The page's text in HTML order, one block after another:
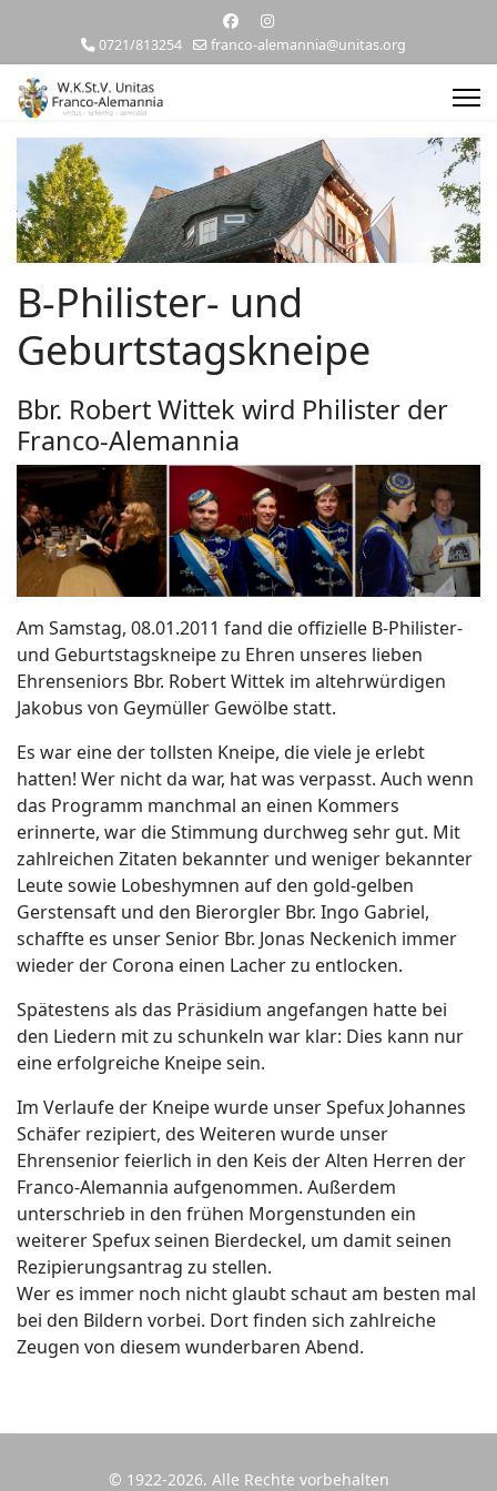
0721/813254 franco-alemannia@unitas.org
B-Philister- und
Geburtstagskneipe
Bbr. Robert Wittek wird Philister der
Franco-Alemannia
Am Samstag, 08.01.2011 fand die offizielle B-Philister-
und Geburtstagskneipe zu Ehren unseres lieben
Ehrenseniors Bbr. Robert Wittek im altehrwürdigen
Jakobus von Geymüller Gewölbe statt.
Es war eine der tollsten Kneipe, die viele je erlebt
hatten! Wer nicht da war, hat was verpasst. Auch wenn
das Programm manchmal an einen Kommers
erinnerte, war die Stimmung durchweg sehr gut. Mit
zahlreichen Zitaten bekannter und weniger bekannter
Leute sowie Lobeshymnen auf den gold-gelben
Gerstensaft und den Bierorgler Bbr. Ingo Gabriel,
schaffte es unser Senior Bbr. Jonas Neckenich immer
wieder der Corona einen Lacher zu entlocken.
Spätestens als das Präsidium angefangen hatte bei
den Liedern mit zu schunkeln war klar: Dies kann nur
eine erfolgreiche Kneipe sein.
Im Verlaufe der Kneipe wurde unser Spefux Johannes
Schäfer rezipiert, des Weiteren wurde unser
Ehrensenior feierlich in den Keis der Alten Herren der
Franco-Alemannia aufgenommen. Außerdem
unterschrieb in den frühen Morgenstunden ein
weiterer Spefux seinen Bierdeckel, um damit seinen
Rezipierungsantrag zu stellen.
Wer es immer noch nicht glaubt schaut am besten mal
bei den Bildern vorbei. Dort finden sich zahlreiche
Zeugen von diesem wunderbaren Abend.
© 1922-2026. Alle Rechte vorbehalten